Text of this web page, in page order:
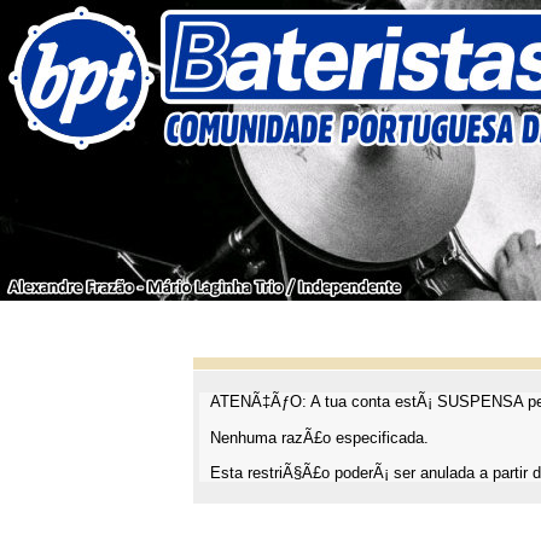
ATENÃ‡ÃƒO: A tua conta estÃ¡ SUSPENSA
Nenhuma razÃ£o especificada.
Esta restriÃ§Ã£o poderÃ¡ ser anulada a partir